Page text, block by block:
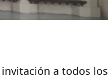
invitación a todos los